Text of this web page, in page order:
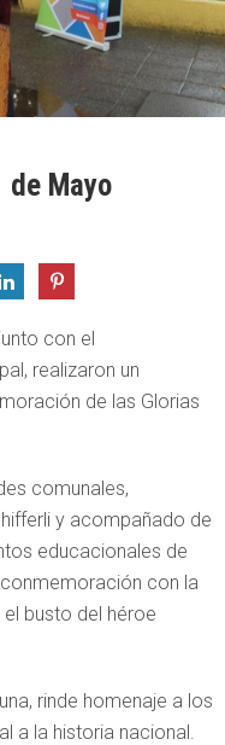
de Mayo
con el
realizaron un
de las Glorias
comunales,
y acompañado de
educacionales de
con la
busto del héroe
rinde homenaje a los
a la historia nacional.